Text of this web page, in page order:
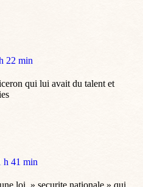
22 min
qui lui avait du talent et
h 41 min
loi » securite nationale » qui